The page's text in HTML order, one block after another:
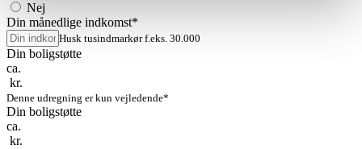
Nej
Din månedlige indkomst*
Husk tusindmarkør f.eks. 30.000
Din boligstøtte
ca.
kr.
Denne udregning er kun vejledende*
Din boligstøtte
ca.
kr.